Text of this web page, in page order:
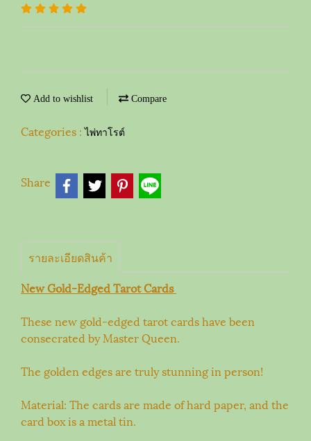
Add to wishlist Compare
Categories :ไพ่ทาโรต์
Share
รายละเอียดสินค้า
New Gold-Edged Tarot Cards
These new gold-edged tarot cards have been
consecrated by Master Queen.
The golden edges are truly stunning in person!
Material: The cards are made of hard paper, and the
card box is a metal tin.